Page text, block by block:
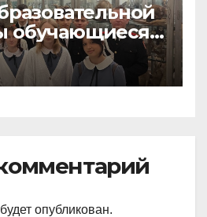
обучающиеся
посетили
музей и
опубликован.